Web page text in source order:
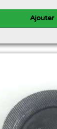
Ajouter